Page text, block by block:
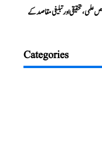
تحقیقی اور تبلیغی مقاصد کے
Categories